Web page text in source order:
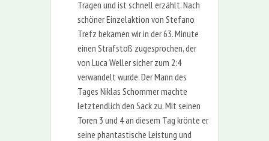
Tragen und ist schnell erzählt. Nach
schöner Einzelaktion von Stefano
Trefz bekamen wir in der 63. Minute
einen Strafstoß zugesprochen, der
von Luca Weller sicher zum 2:4
verwandelt wurde. Der Mann des
Tages Niklas Schommer machte
letztendlich den Sack zu. Mit seinen
Toren 3 und 4 an diesem Tag krönte er
seine phantastische Leistung und